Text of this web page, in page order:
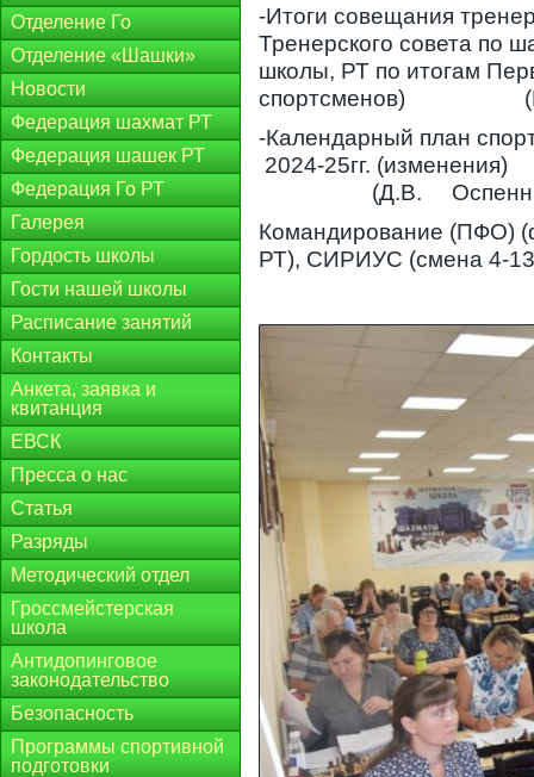
Отделение Го
Отделение «Шашки»
Новости
Федерация шахмат РТ
Федерация шашек РТ
Федерация Го РТ
Галерея
Гордость школы
Гости нашей школы
Расписание занятий
Контакты
Анкета, заявка и
квитанция
ЕВСК
Пресса о нас
Статья
Разряды
Методический отдел
Гроссмейстерская
школа
Антидопинговое
законодательство
Безопасность
Программы спортивной
подготовки
-Итоги совещания
Тренерского совета по
школы, РТ по итогам
спортсменов)
-Календарный план
2024-25гг.
(Д.В.
Командирование (ПФО)
РТ), СИРИУС (смена 4-